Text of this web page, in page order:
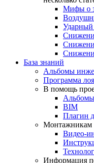
Мифы о
База знаний
Альбомы
Программа
В помощь
BIM
Плагин
Монтажникам
Видео-
Информация